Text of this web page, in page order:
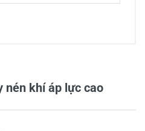
nén khí áp lực cao